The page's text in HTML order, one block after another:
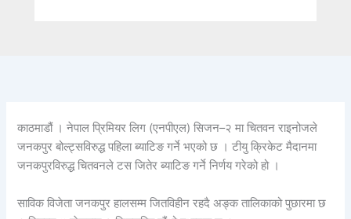
काठमाडौं । नेपाल प्रिमियर लिग (एनपीएल) सिजन–२ मा चितवन राइनोजले
जनकपुर बोल्ट्सविरुद्ध पहिला ब्याटिङ गर्ने भएको छ । टीयु क्रिकेट मैदानमा
जनकपुरविरुद्ध चितवनले टस जितेर ब्याटिङ गर्ने निर्णय गरेको हो ।
साविक विजेता जनकपुर हालसम्म जितविहीन रहदै अङ्क तालिकाको पुछारमा छ